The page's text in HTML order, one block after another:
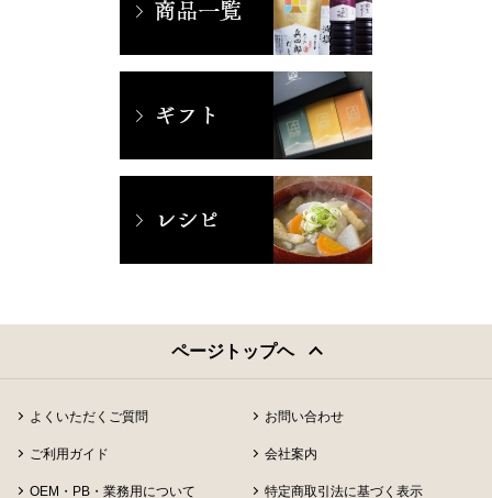
ページトップヘ
よくいただくご質問 お問い合わせ
ご利用ガイド 会社案内
OEM・PB・業務用について 特定商取引法に基づく表示